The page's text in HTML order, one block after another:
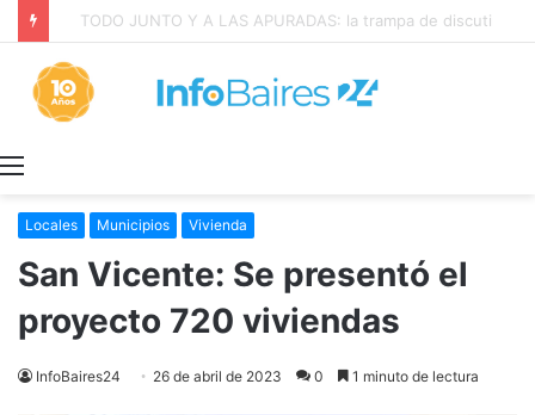
La INFLACIÓN de CABA se DISPARÓ al 2,9% en JULIO: 19,4% en 2026
Locales Municipios Vivienda
San Vicente: Se presentó el
proyecto 720 viviendas
InfoBaires24 26 de abril de 2023 0 1 minuto de lectura